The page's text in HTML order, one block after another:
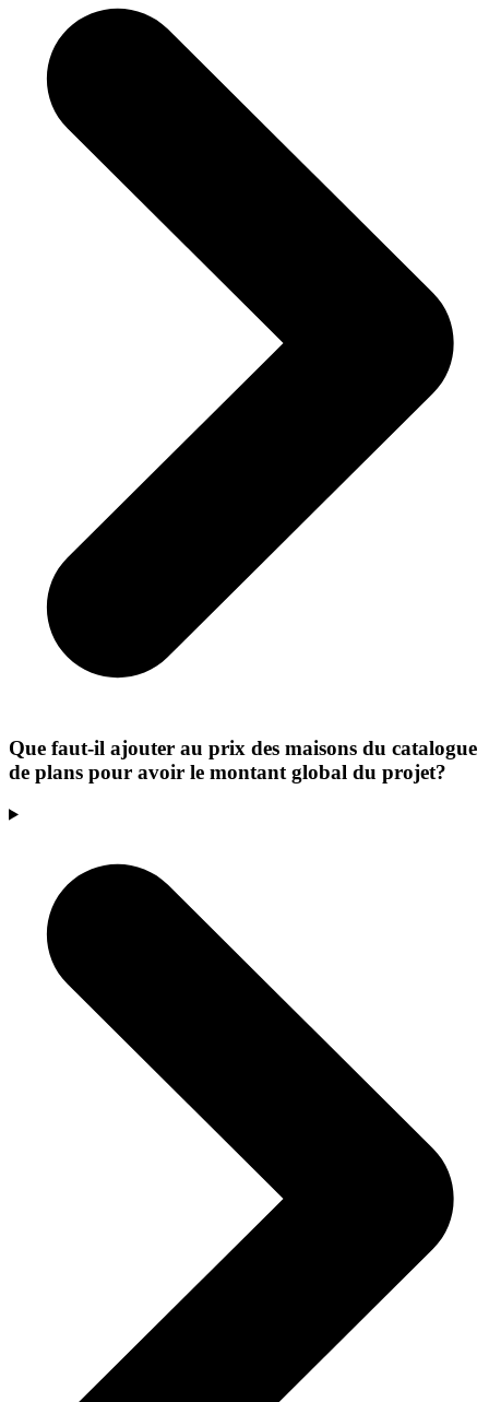
Que faut-il ajouter au prix des maisons du catalogue
de plans pour avoir le montant global du projet?